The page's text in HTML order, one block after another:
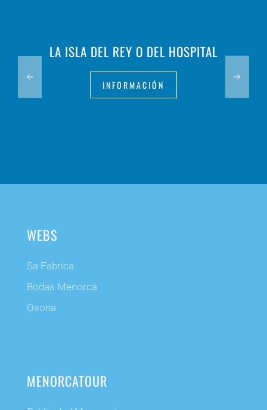
LA ISLA DEL REY O DEL HOSPITAL
INFORMACIÓN
WEBS
Sa Fabrica
Bodas Menorca
Osona
MENORCATOUR